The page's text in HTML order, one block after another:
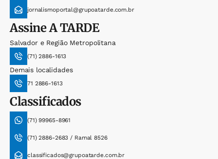
jornalismoportal@grupoatarde.com.br
AssineA TARDE
Salvador e Região Metropolitana
(71) 2886-1613
Demais localidades
71 2886-1613
Classificados
(71) 99965-8961
(71) 2886-2683 / Ramal 8526
classificados@grupoatarde.com.br